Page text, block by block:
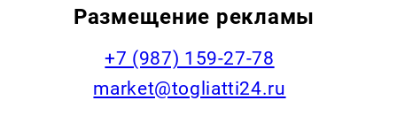
Размещение рекламы
+7 (987) 159-27-78
market@togliatti24.ru